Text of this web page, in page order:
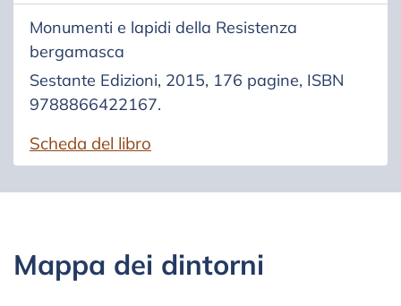
Monumenti e lapidi della Resistenza
bergamasca
Sestante Edizioni, 2015, 176 pagine, ISBN
9788866422167.
Scheda del libro
Mappa dei dintorni